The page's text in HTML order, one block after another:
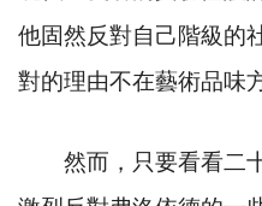
他固然反對自己階級的
對的理由不在藝術品味
然而，只要看看二十